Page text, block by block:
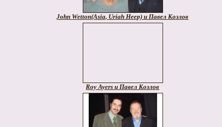
John Wetton(Asia, Uriah Heep) и Павел Козлов
Roy Ayers и Павел Козлов